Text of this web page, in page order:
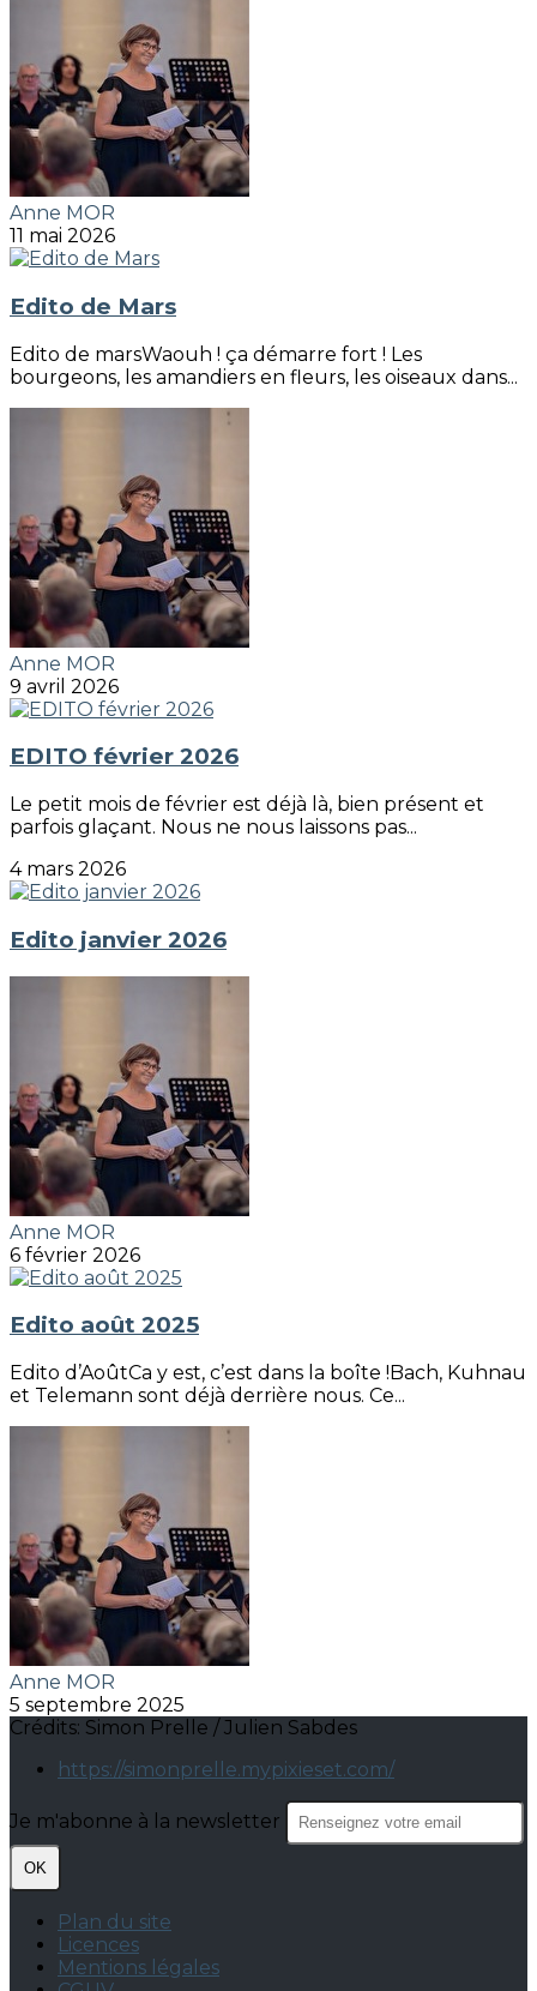
Anne MOR
11 mai 2026
Edito de Mars
Edito de marsWaouh ! ça démarre fort ! Les
bourgeons, les amandiers en fleurs, les oiseaux dans...
Anne MOR
9 avril 2026
EDITO février 2026
Le petit mois de février est déjà là, bien présent et
parfois glaçant. Nous ne nous laissons pas...
4 mars 2026
Edito janvier 2026
Anne MOR
6 février 2026
Edito août 2025
Edito d’AoûtCa y est, c’est dans la boîte !Bach, Kuhnau
et Telemann sont déjà derrière nous. Ce...
Anne MOR
5 septembre 2025
Crédits: Simon Prelle / Julien Sabdes
https://simonprelle.mypixieset.com/
Je m'abonne à la newsletter
OK
Plan du site
Licences
Mentions légales